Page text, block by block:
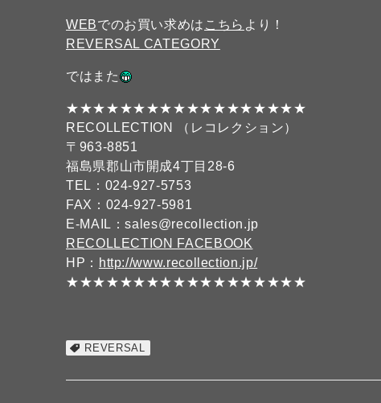
WEBでのお買い求めは こちら より！
REVERSAL CATEGORY
ではまた
★★★★★★★★★★★★★★★★★★
RECOLLECTION （レコレクション）
〒963-8851
福島県郡山市開成4丁目28-6
TEL：024-927-5753
FAX：024-927-5981
E-MAIL：sales@recollection.jp
RECOLLECTION FACEBOOK
HP： http://www.recollection.jp/
★★★★★★★★★★★★★★★★★★
REVERSAL